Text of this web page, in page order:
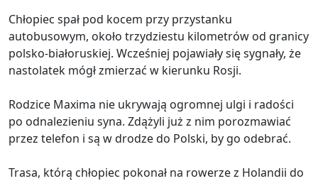
Chłopiec spał pod kocem przy przystanku
autobusowym, około trzydziestu kilometrów od granicy
polsko-białoruskiej. Wcześniej pojawiały się sygnały, że
nastolatek mógł zmierzać w kierunku Rosji.
Rodzice Maxima nie ukrywają ogromnej ulgi i radości
po odnalezieniu syna. Zdążyli już z nim porozmawiać
przez telefon i są w drodze do Polski, by go odebrać.
Trasa, którą chłopiec pokonał na rowerze z Holandii do